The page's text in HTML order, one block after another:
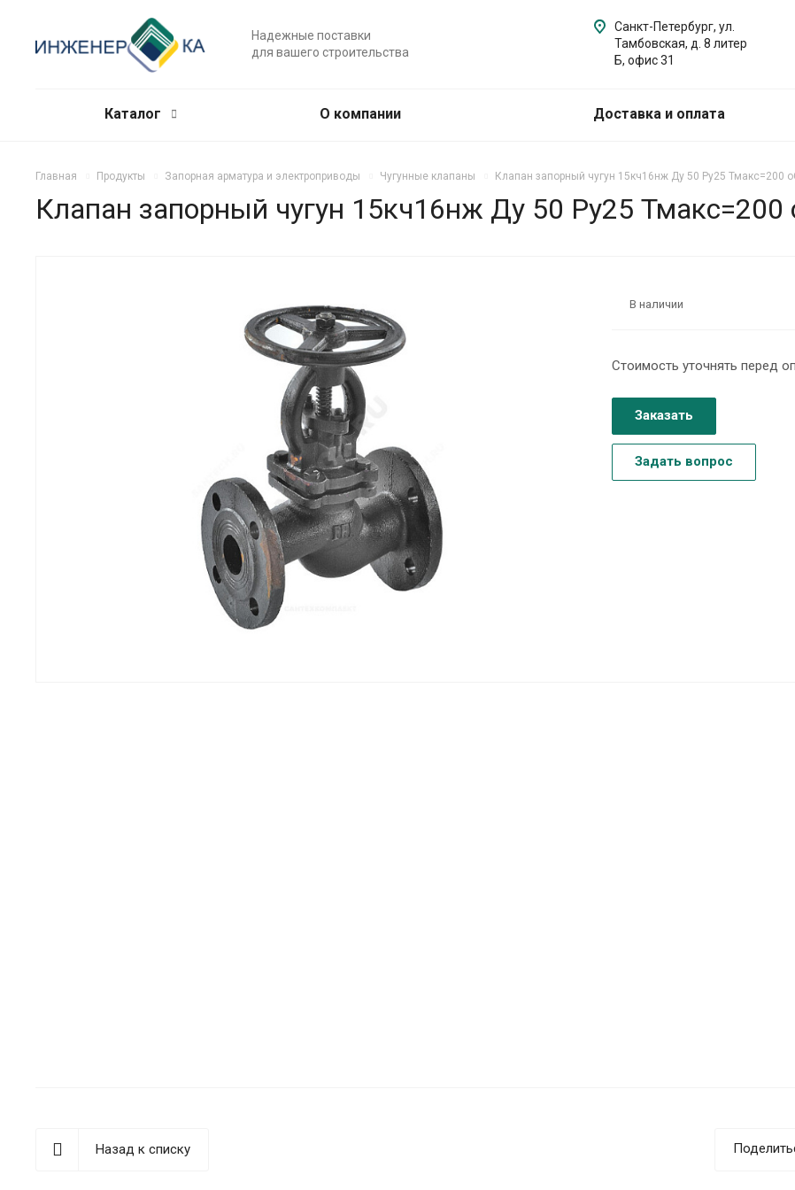
Надежные поставки
для вашего строительства
Санкт-Петербург, ул.
Тамбовская, д. 8 литер
Б, офис 31
Каталог О компании Доставка и оплата
Главная Продукты Запорная арматура и электроприводы Чугунные клапаны Клапан запорный чугун 15кч16нж Ду 50 Ру25 Тмакс=200
Клапан запорный чугун 15кч16нж Ду 50 Ру25
В наличии
Стоимость уточнять перед
Заказать
Задать вопрос
Назад к списку